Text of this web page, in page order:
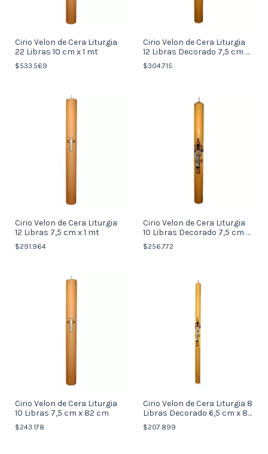
Cirio Velon de Cera Liturgia
22 Libras 10 cm x 1 mt
$533.569
Cirio Velon de Cera Liturgia
12 Libras Decorado 7,5 cm x
1 mt
$304.715
Cirio Velon de Cera Liturgia
12 Libras 7,5 cm x 1 mt
$291.964
Cirio Velon de Cera Liturgia
10 Libras Decorado 7,5 cm x
82 cm
$256.772
Cirio Velon de Cera Liturgia
10 Libras 7,5 cm x 82 cm
$243.178
Cirio Velon de Cera Liturgia 8
Libras Decorado 6,5 cm x 82
cm
$207.899